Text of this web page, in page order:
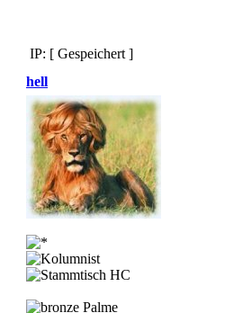
IP: [ Gespeichert ]
hell